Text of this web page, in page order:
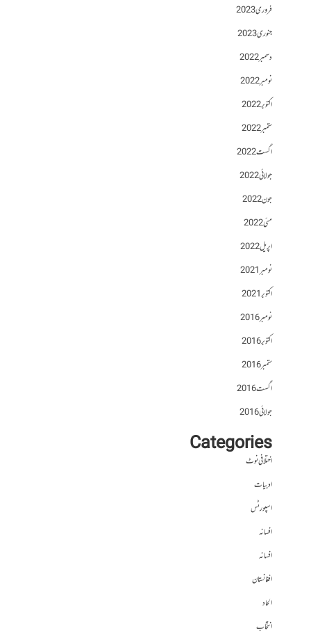
فروری 2023
جنوری 2023
دسمبر 2022
نومبر 2022
اکتوبر 2022
ستمبر 2022
اگست 2022
جولائی 2022
جون 2022
مئی 2022
اپریل 2022
نومبر 2021
اکتوبر 2021
نومبر 2016
اکتوبر 2016
ستمبر 2016
اگست 2016
جولائی 2016
Categories
اختلافی نوٹ
ادبیات
اسپورٹس
افسانہ
افسانہ
افغانستان
الحاد
انتخاب